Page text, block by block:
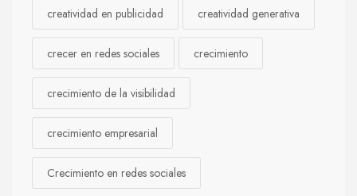
creatividad en publicidad creatividad generativa
crecer en redes sociales crecimiento
crecimiento de la visibilidad
crecimiento empresarial
Crecimiento en redes sociales